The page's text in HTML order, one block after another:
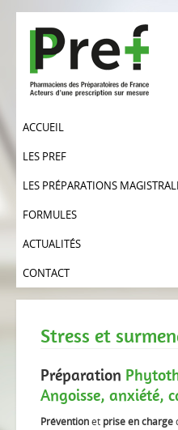
ACCUEIL
LES PREF
LES PRÉPARATIONS
FORMULES
ACTUALITÉS
CONTACT
Stress et
Préparation
Angoisse, anxiété,
Préventionet prise en charge